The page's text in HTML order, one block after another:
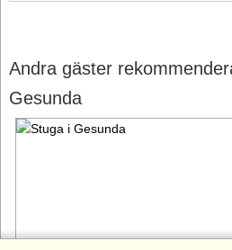
Andra gäster
Gesunda